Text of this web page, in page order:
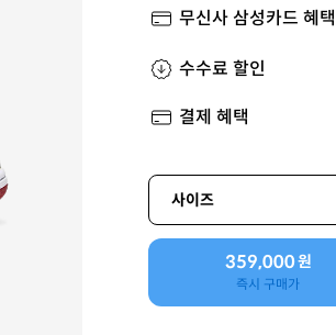
무신사 삼성카드 혜택
수수료 할인
결제 혜택
사이즈
359,000원
즉시 구매가